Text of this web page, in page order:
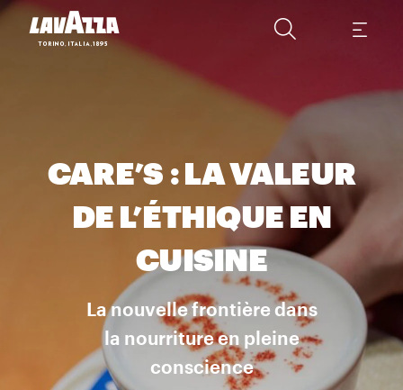
CARE’S : LA VALEUR
DE L’ÉTHIQUE EN
CUISINE
La nouvelle frontière dans
la nourriture en pleine
conscience